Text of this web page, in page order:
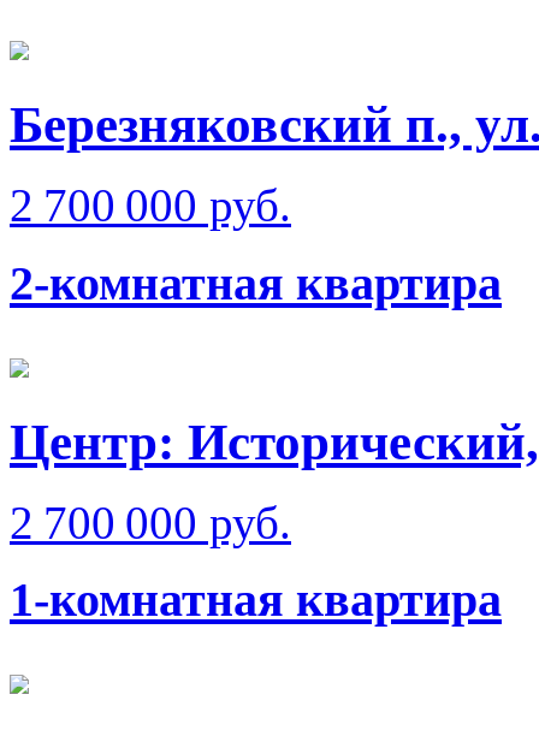
Березняковский п.,
2 700 000 руб.
2-комнатная квартира
Центр:
2 700 000 руб.
1-комнатная квартира